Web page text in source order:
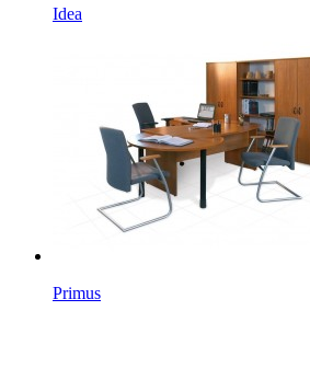
Idea
Primus